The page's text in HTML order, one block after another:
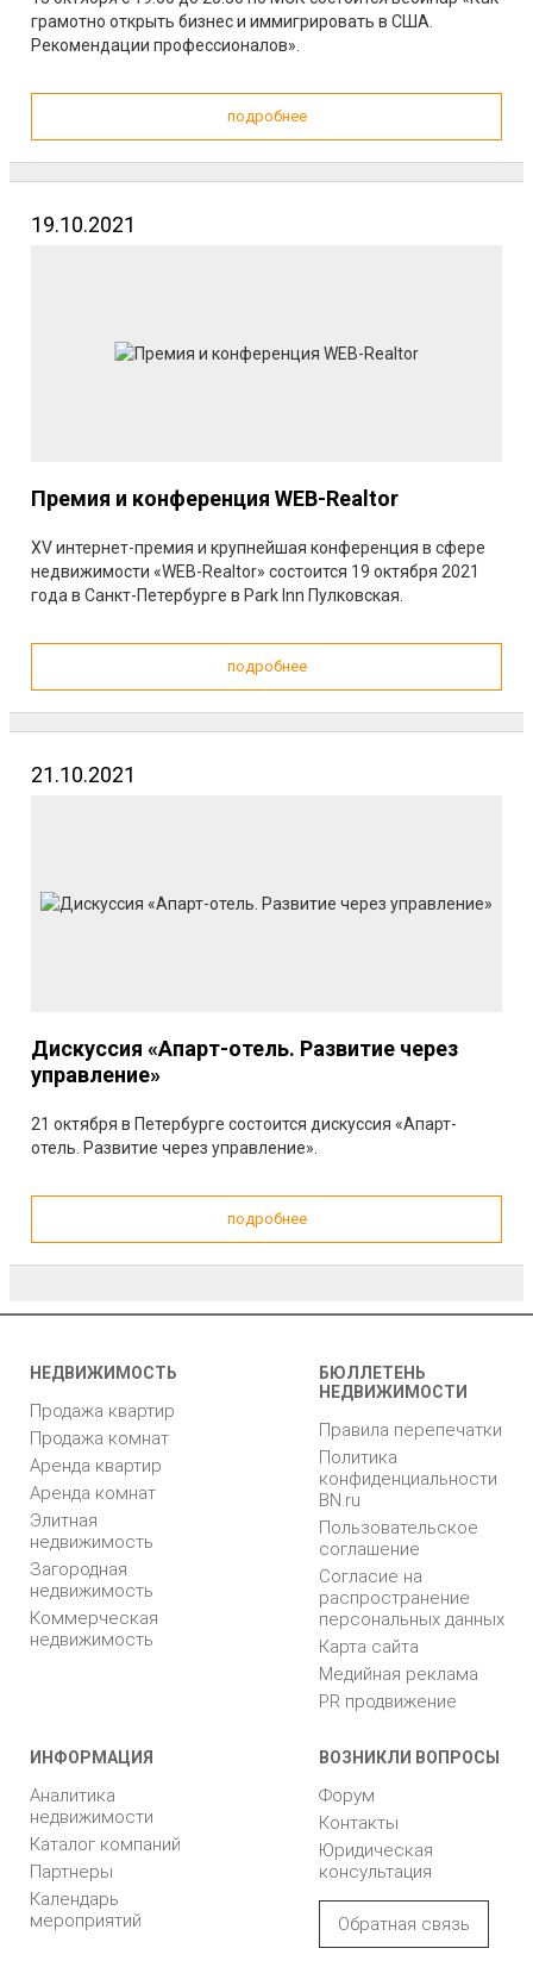
грамотно открыть бизнес и иммигрировать в США.
Рекомендации профессионалов».
подробнее
19.10.2021
Премия и конференция WEB-Realtor
ХV интернет-премия и крупнейшая конференция в сфере
недвижимости «WEB-Realtor» состоится 19 октября 2021
года в Санкт-Петербурге в Park Inn Пулковская.
подробнее
21.10.2021
Дискуссия «Апарт-отель. Развитие через
управление»
21 октября в Петербурге состоится дискуссия «Апарт-
отель. Развитие через управление».
подробнее
НЕДВИЖИМОСТЬ
Продажа квартир
Продажа комнат
Аренда квартир
Аренда комнат
Элитная
недвижимость
Загородная
недвижимость
Коммерческая
недвижимость
БЮЛЛЕТЕНЬ
НЕДВИЖИМОСТИ
Правила перепечатки
Политика
конфиденциальности
BN.ru
Пользовательское
соглашение
Согласие на
распространение
персональных данных
Карта сайта
Медийная реклама
PR продвижение
ИНФОРМАЦИЯ
Аналитика
недвижимости
Каталог компаний
Партнеры
Календарь
мероприятий
ВОЗНИКЛИ ВОПРОСЫ
Форум
Контакты
Юридическая
консультация
Обратная связь